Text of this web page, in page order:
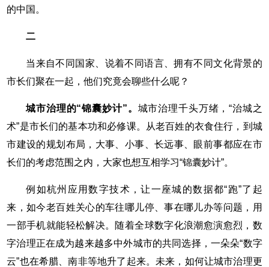
的中国。
二
当来自不同国家、说着不同语言、拥有不同文化背景的
市长们聚在一起，他们究竟会聊些什么呢？
城市治理的“锦囊妙计”。 城市治理千头万绪，“治城之
术”是市长们的基本功和必修课。从老百姓的衣食住行，到城
市建设的规划布局，大事、小事、长远事、眼前事都应在市
长们的考虑范围之内，大家也想互相学习“锦囊妙计”。
例如杭州应用数字技术，让一座城的数据都“跑”了起
来，如今老百姓关心的车往哪儿停、事在哪儿办等问题，用
一部手机就能轻松解决。随着全球数字化浪潮愈演愈烈，数
字治理正在成为越来越多中外城市的共同选择，一朵朵“数字
云”也在希腊、南非等地升了起来。未来，如何让城市治理更